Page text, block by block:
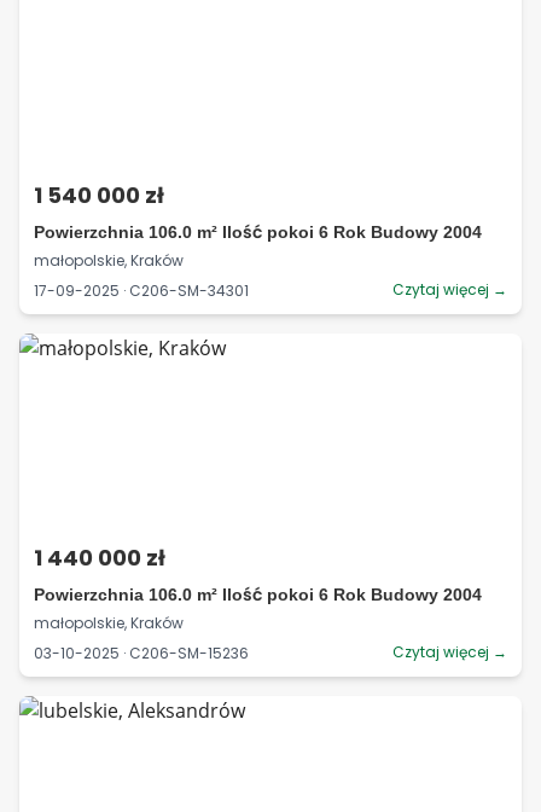
1 540 000 zł
Powierzchnia 106.0 m² Ilość pokoi 6 Rok Budowy 2004
małopolskie, Kraków
17-09-2025 · C206-SM-34301
Czytaj więcej →
1 440 000 zł
Powierzchnia 106.0 m² Ilość pokoi 6 Rok Budowy 2004
małopolskie, Kraków
03-10-2025 · C206-SM-15236
Czytaj więcej →